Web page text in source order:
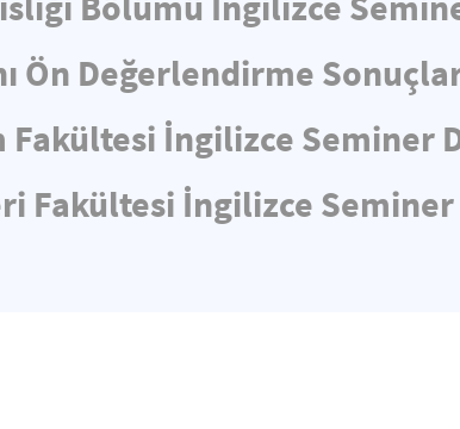
Ön Değerlendirme
İngilizce Seminer
Fakültesi İngilizce